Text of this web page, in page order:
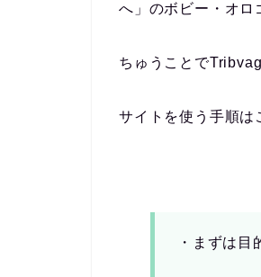
へ」のボビー・オロ
ちゅうことで
サイトを使う手順は
・まずは目